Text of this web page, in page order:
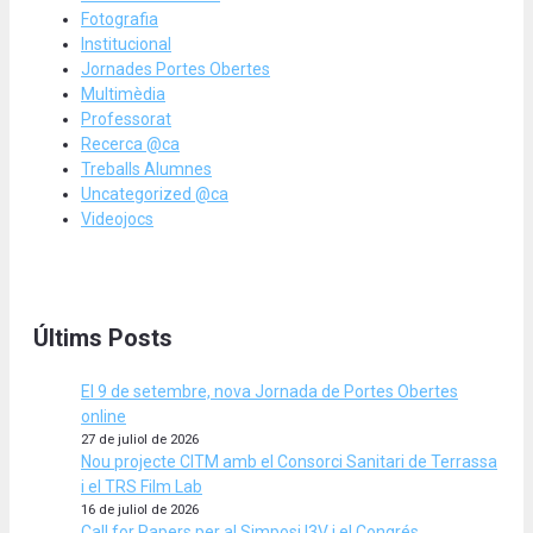
Fotografia
Institucional
Jornades Portes Obertes
Multimèdia
Professorat
Recerca @ca
Treballs Alumnes
Uncategorized @ca
Videojocs
Últims Posts
El 9 de setembre, nova Jornada de Portes Obertes
online
27 de juliol de 2026
Nou projecte CITM amb el Consorci Sanitari de Terrassa
i el TRS Film Lab
16 de juliol de 2026